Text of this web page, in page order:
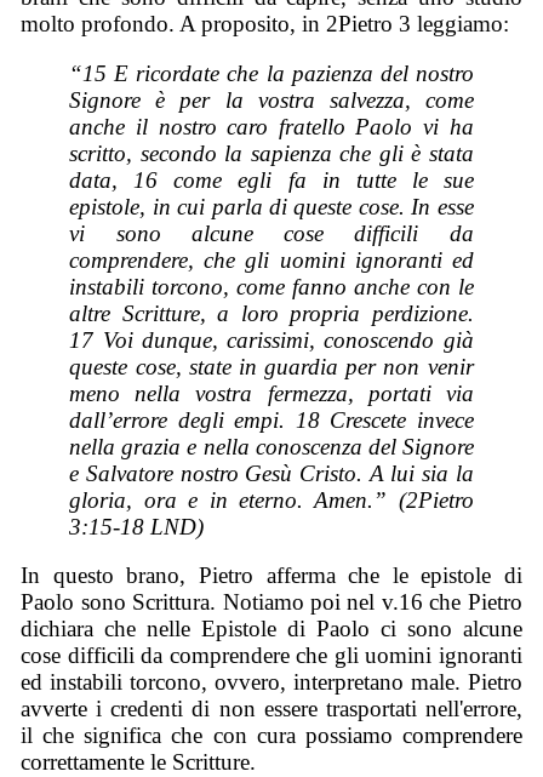
molto profondo. A proposito, in 2Pietro 3 leggiamo:
“15 E ricordate che la pazienza del nostro
Signore è per la vostra salvezza, come
anche il nostro caro fratello Paolo vi ha
scritto, secondo la sapienza che gli è stata
data, 16 come egli fa in tutte le sue
epistole, in cui parla di queste cose. In esse
vi sono alcune cose difficili da
comprendere, che gli uomini ignoranti ed
instabili torcono, come fanno anche con le
altre Scritture, a loro propria perdizione.
17 Voi dunque, carissimi, conoscendo già
queste cose, state in guardia per non venir
meno nella vostra fermezza, portati via
dall’errore degli empi. 18 Crescete invece
nella grazia e nella conoscenza del Signore
e Salvatore nostro Gesù Cristo. A lui sia la
gloria, ora e in eterno. Amen.” (2Pietro
3:15-18 LND)
In questo brano, Pietro afferma che le epistole di
Paolo sono Scrittura. Notiamo poi nel v.16 che Pietro
dichiara che nelle Epistole di Paolo ci sono alcune
cose difficili da comprendere che gli uomini ignoranti
ed instabili torcono, ovvero, interpretano male. Pietro
avverte i credenti di non essere trasportati nell'errore,
il che significa che con cura possiamo comprendere
correttamente le Scritture.